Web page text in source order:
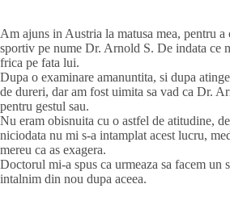
Am ajuns in Austria la matusa mea, pentru
sportiv pe nume Dr. Arnold S. De indata ce
frica pe fata lui.
Dupa o examinare amanuntita, si dupa
de dureri, dar am fost uimita sa vad ca Dr.
pentru gestul sau.
Nu eram obisnuita cu o astfel de atitudine,
niciodata nu mi s-a intamplat acest lucru,
mereu ca as exagera.
Doctorul mi-a spus ca urmeaza sa facem un
intalnim din nou dupa aceea.